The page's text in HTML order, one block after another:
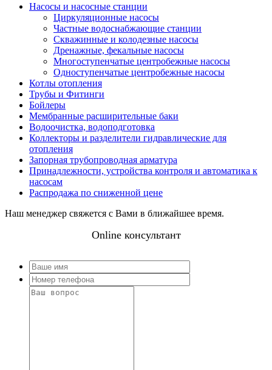
Насосы и насосные станции
Циркуляционные насосы
Частные водоснабжающие станции
Скважинные и колодезные насосы
Дренажные, фекальные насосы
Многоступенчатые центробежные насосы
Одноступенчатые центробежные насосы
Котлы отопления
Трубы и Фитинги
Бойлеры
Мембранные расширительные баки
Водоочистка, водоподготовка
Коллекторы и разделители гидравлические для
отопления
Запорная трубопроводная арматура
Принадлежности, устройства контроля и автоматика к
насосам
Распродажа по сниженной цене
Наш менеджер свяжется с Вами в ближайшее время.
Online консультант